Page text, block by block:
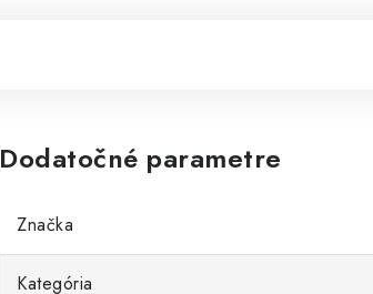
Dodatočné parametre
Značka
Kategória